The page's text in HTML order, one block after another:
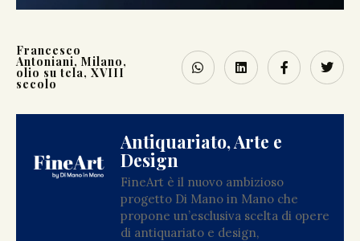
Francesco
Antoniani, Milano,
olio su tela, XVIII
secolo
Antiquariato, Arte e
Design
FineArt è il nuovo ambizioso
progetto Di Mano in Mano che
propone un’esclusiva scelta di opere
di antiquariato e design,